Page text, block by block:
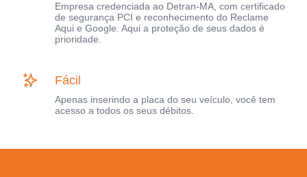
Empresa credenciada ao Detran-MA, com certificado
de segurança PCI e reconhecimento do Reclame
Aqui e Google. Aqui a proteção de seus dados é
prioridade.
Fácil
Apenas inserindo a placa do seu veículo, você tem
acesso a todos os seus débitos.